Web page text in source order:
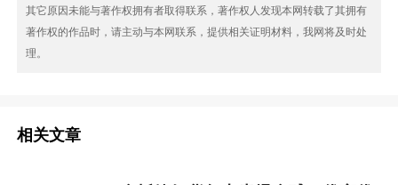
其它原因未能与著作权拥有者取得联系，著作权人发现本网转载了其拥有
著作权的作品时，请主动与本网联系，提供相关证明材料，我网将及时处
理。
相关文章